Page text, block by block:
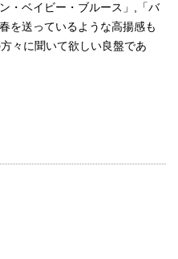
・ベイビー・ブルース」,「バ
を送っているような高揚感も
々に聞いて欲しい良盤であ